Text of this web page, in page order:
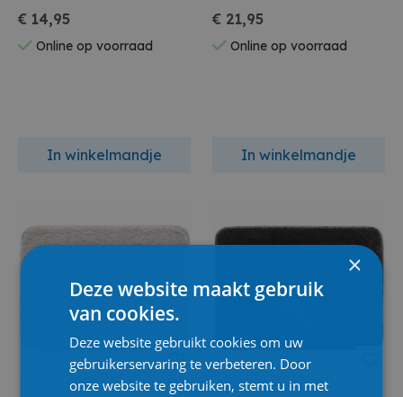
€ 14,95
Online op voorraad
In winkelmandje
€ 21,95
Online op voorraad
In winkelmandje
×
Deze website maakt gebruik
van cookies.
Deze website gebruikt cookies om uw
gebruikerservaring te verbeteren. Door
onze website te gebruiken, stemt u in met